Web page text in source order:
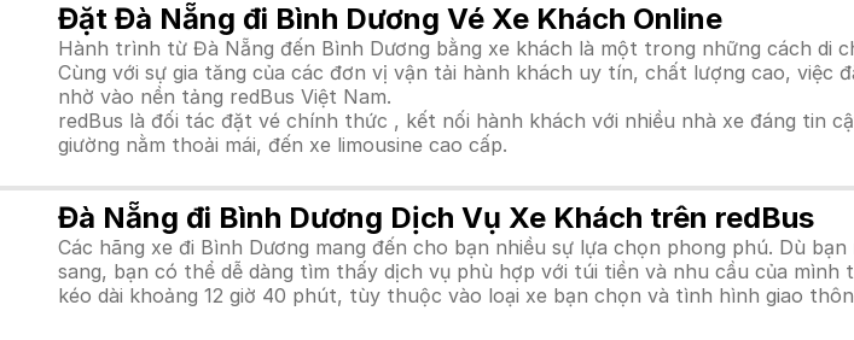
Đặt Đà Nẵng đi Bình Dương Vé Xe Khách Online
Hành trình từ Đà Nẵng đến Bình Dương bằng xe khách là một trong những cách di
Cùng với sự gia tăng của các đơn vị vận tải hành khách uy tín, chất lượng cao,
nhờ vào nền tảng redBus Việt Nam.
redBus là đối tác đặt vé chính thức , kết nối hành khách với nhiều nhà xe đáng tin
giường nằm thoải mái, đến xe limousine cao cấp.
Đà Nẵng đi Bình Dương Dịch Vụ Xe Khách trên redBus
Các hãng xe đi Bình Dương mang đến cho bạn nhiều sự lựa chọn phong phú. Dù
sang, bạn có thể dễ dàng tìm thấy dịch vụ phù hợp với túi tiền và nhu cầu của
kéo dài khoảng 12 giờ 40 phút, tùy thuộc vào loại xe bạn chọn và tình hình giao